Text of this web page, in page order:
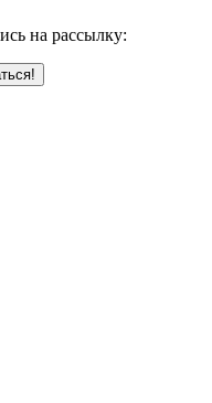
на рассылку: